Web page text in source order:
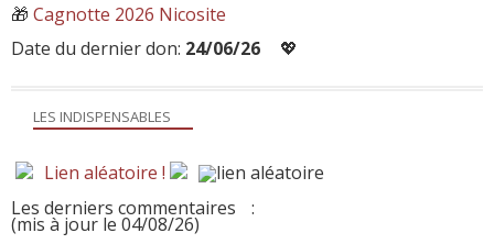
LES INDISPENSABLES
Lien aléatoire !
Les derniers commentaires
:
(mis à jour le 04/08/26)
🎁 Cagnotte 2026 Nicosite
Date du dernier don: 24/06/26 💖